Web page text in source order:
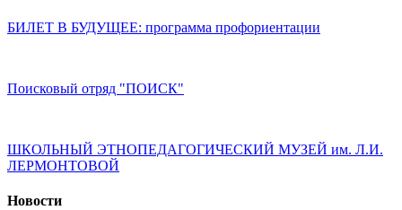
БИЛЕТ В БУДУЩЕЕ: программа профориентации
Поисковый отряд "ПОИСК"
ШКОЛЬНЫЙ ЭТНОПЕДАГОГИЧЕСКИЙ МУЗЕЙ им. Л.И.
ЛЕРМОНТОВОЙ
Новости